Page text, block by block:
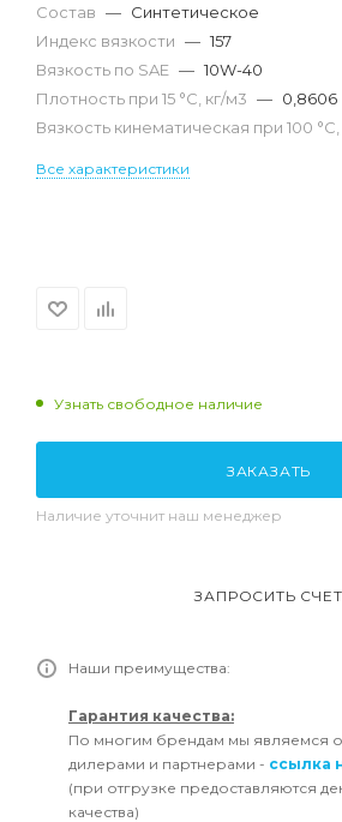
Состав — Синтетическое
Индекс вязкости — 157
Вязкость по SAE — 10W-40
Плотность при 15 °С, кг/м3 — 0,8606
Вязкость кинематическая при 100
Все характеристики
Узнать свободное наличие
ЗАКАЗАТЬ
Наличие уточнит наш менеджер
ЗАПРОСИТЬ СЧЕТ
Наши преимущества:
Гарантия качества:
По многим брендам мы являемся
дилерами и партнерами - ссылка
(при отгрузке предоставляются
качества)